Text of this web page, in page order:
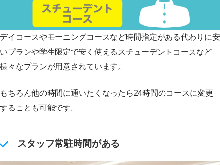
デイコースやモーニングコースなど時間指定がある代わりに安
いプランや学生限定で安く使えるスチューデントコースなど
様々なプランが用意されています。
もちろん他の時間に通いたくなったら24時間のコースに変更
することも可能です。
スタッフ常駐時間がある